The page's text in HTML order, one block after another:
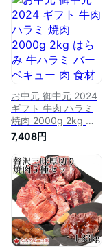
お中元 御中元 2024
ギフト 牛肉 ハラミ
焼肉 2000g 2kg は
らみ 牛ハラミ バー
ベキュー 肉 食材 牛
焼肉 焼き肉 タレ漬
け BBQ 大容量 お取
り寄せグルメ 贈り物
通販 冷凍食品 メガ
盛り 送料無料
7,408円